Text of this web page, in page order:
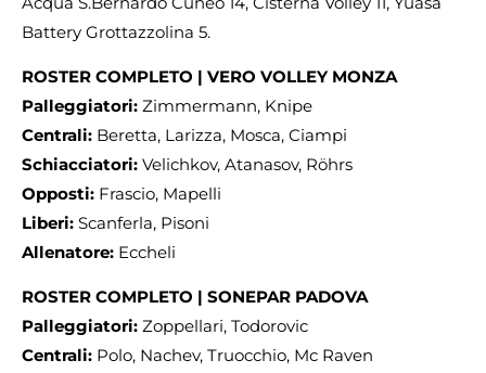
Battery Grottazzolina 5.
ROSTER COMPLETO | VERO VOLLEY MONZA
Palleggiatori: Zimmermann, Knipe
Centrali: Beretta, Larizza, Mosca, Ciampi
Schiacciatori: Velichkov, Atanasov, Röhrs
Opposti: Frascio, Mapelli
Liberi: Scanferla, Pisoni
Allenatore: Eccheli
ROSTER COMPLETO | SONEPAR PADOVA
Palleggiatori: Zoppellari, Todorovic
Centrali: Polo, Nachev, Truocchio, Mc Raven